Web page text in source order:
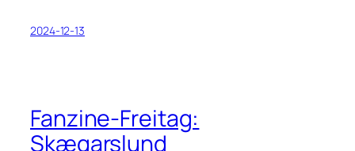
2024-12-13
Fanzine-Freitag:
Skægarslund